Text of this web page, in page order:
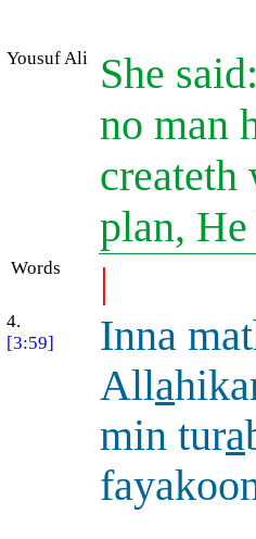
Yousuf Ali
She
no man
createth
plan,
Words |
4.
[3:59]
Inna
Alla
min tura